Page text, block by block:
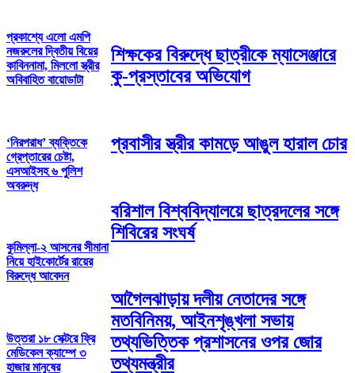
প্রকাশ্যে এলো এমপি
নজরুলের দ্বিতীয় বিয়ের
কাবিননামা, মিললো স্ত্রীর
অবিবাহিত বায়োডাটা
‘নিরপরাধ’ ব্যক্তিকে
গ্রেপ্তারের চেষ্টা,
এসআইসহ ৬ পুলিশ
অবরুদ্ধ
কুমিল্লা-২ আসনের সীমানা
নিয়ে হাইকোর্টের রায়ের
বিরুদ্ধে আবেদন
উত্তরা ১৮ সেক্টরে ফ্রি
মেডিকেল ক্যাম্পে ৩
হাজার মানুষের
শিক্ষকের বিরুদ্ধে ছাত্রীকে ম্যাসেঞ্জারে
কু-প্রস্তাবের অভিযোগ
প্রবাসীর স্ত্রীর কামড়ে আঙুল হারাল চোর
বরিশাল বিশ্ববিদ্যালয়ে ছাত্রদলের সঙ্গে
শিবিরের সংঘর্ষ
আগৈলঝাড়ায় দলীয় নেতাদের সঙ্গে
মতবিনিময়, আইনশৃঙ্খলা সভায়
তথ্যভিত্তিক প্রশাসনের ওপর জোর
তথ্যমন্ত্রীর